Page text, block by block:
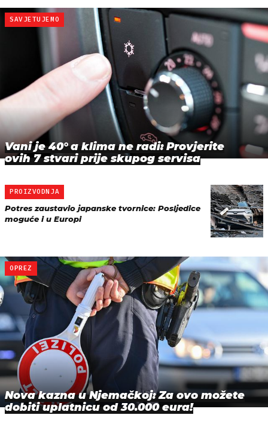
SAVJETUJEMO
Vani je 40° a klima ne radi: Provjerite
ovih 7 stvari prije skupog servisa
PROIZVODNJA
Potres zaustavio japanske tvornice: Posljedice
moguće i u Europi
OPREZ
Nova kazna u Njemačkoj: Za ovo možete
dobiti uplatnicu od 30.000 eura!